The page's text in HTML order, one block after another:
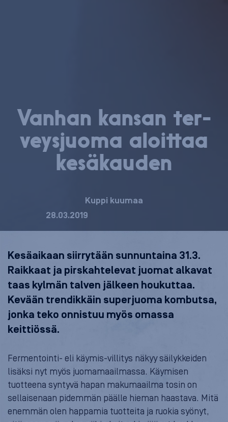
Vanhan kansan ter­
veys­juo­ma aloittaa
kesäkauden
Kuppi kuumaa
28.03.2019
Kesäaikaan siirrytään sunnuntaina 31.3.
Raikkaat ja pirskahtelevat juomat alkavat
taas kylmän talven jälkeen houkuttaa.
Kevään trendikkäin superjuoma kombutsa,
jonka teko onnistuu myös omassa
keittiössä.
Fermentointi- eli käymis-villitys näkyy säilykkeiden
lisäksi nyt myös juomamaailmassa. Käymisen
tuotteena syntyvä hapan makumaailma tosin on
sellaisenaan pidemmän päälle hieman haastava. Mitä
enemmän olen happamia tuotteita ja ruokia syönyt,